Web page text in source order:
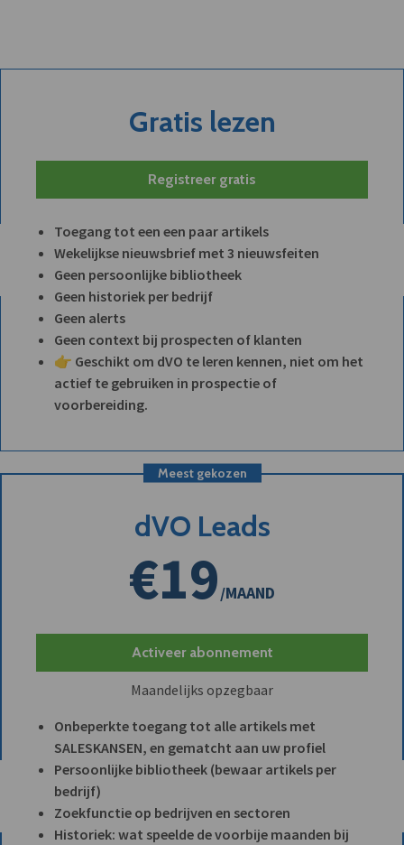
Gratis lezen
Registreer gratis
Toegang tot een een paar artikels
Wekelijkse nieuwsbrief met 3 nieuwsfeiten
Geen persoonlijke bibliotheek
Geen historiek per bedrijf
Geen alerts
Geen context bij prospecten of klanten
👉 Geschikt om dVO te leren kennen, niet om het
actief te gebruiken in prospectie of
voorbereiding.
Meest gekozen
dVO Leads
€19/MAAND
Activeer abonnement
Maandelijks opzegbaar
Onbeperkte toegang tot alle artikels met
SALESKANSEN, en gematcht aan uw profiel
Persoonlijke bibliotheek (bewaar artikels per
bedrijf)
Zoekfunctie op bedrijven en sectoren
Historiek: wat speelde de voorbije maanden bij